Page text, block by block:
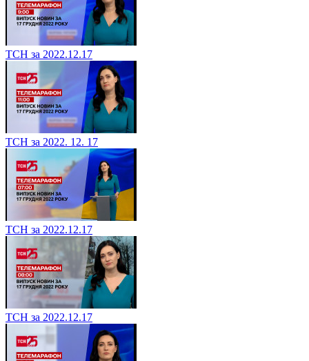
ТСН за 2022.12.17
ТСН за 2022. 12. 17
ТСН за 2022.12.17
ТСН за 2022.12.17